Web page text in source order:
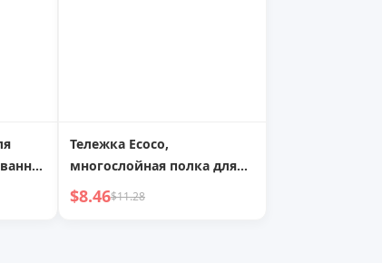
Тележка Ecoco,
многослойная полка для
хранения, ванная комната,
$8.46$11.28